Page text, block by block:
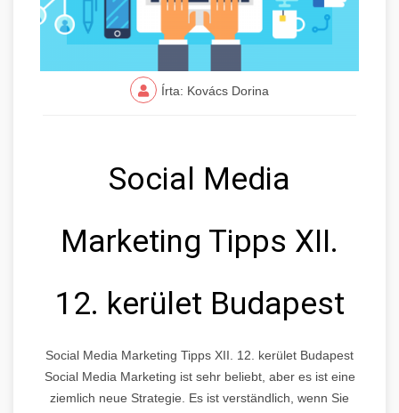
Írta: Kovács Dorina
Social Media
Marketing Tipps XII.
12. kerület Budapest
Social Media Marketing Tipps XII. 12. kerület Budapest
Social Media Marketing ist sehr beliebt, aber es ist eine
ziemlich neue Strategie. Es ist verständlich, wenn Sie